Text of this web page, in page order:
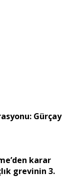
Gürçay
karar
grevinin 3.